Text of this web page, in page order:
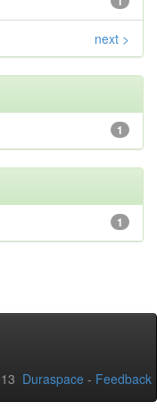
next >
1
1
Duraspace - Feedback